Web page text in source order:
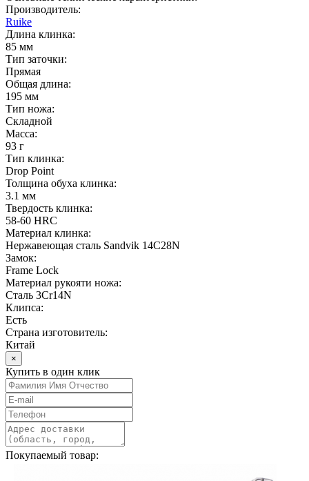
Производитель:
Ruike
Длина клинка:
85 мм
Тип заточки:
Прямая
Общая длина:
195 мм
Тип ножа:
Складной
Масса:
93 г
Тип клинка:
Drop Point
Толщина обуха клинка:
3.1 мм
Твердость клинка:
58-60 HRC
Материал клинка:
Нержавеющая сталь Sandvik 14C28N
Замок:
Frame Lock
Материал рукояти ножа:
Сталь 3Cr14N
Клипса:
Есть
Страна изготовитель:
Китай
×
Купить в один клик
Покупаемый товар: